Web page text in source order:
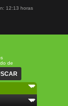
12:13 horas
de